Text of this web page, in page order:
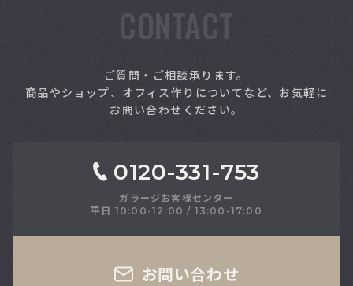
CONTACT
ご質問・ご相談承ります。
商品やショップ、オフィス作りについてなど、お気軽に
お問い合わせください。
0120-331-753
ガラージお客様センター
平日 10:00-12:00 / 13:00-17:00
お問い合わせ